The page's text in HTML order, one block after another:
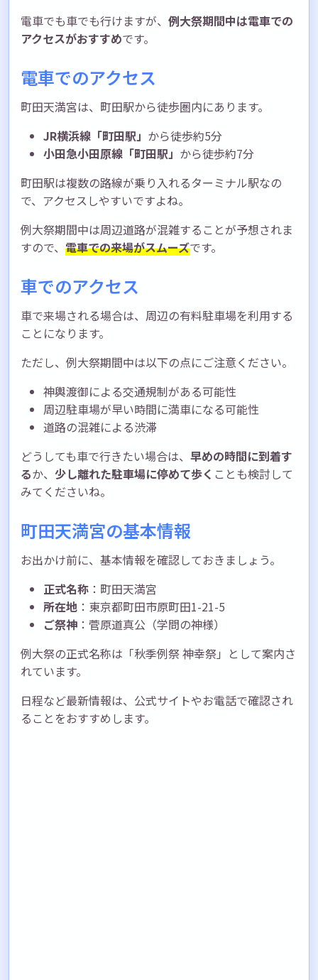
電車でも車でも行けますが、 例大祭期間中は電車での
アクセスがおすすめです。
電車でのアクセス
町田天満宮は、町田駅から徒歩圏内にあります。
JR横浜線「町田駅」 から徒歩約5分
小田急小田原線「町田駅」 から徒歩約7分
町田駅は複数の路線が乗り入れるターミナル駅なの
で、アクセスしやすいですよね。
例大祭期間中は周辺道路が混雑することが予想されま
すので、 電車での来場がスムーズです。
車でのアクセス
車で来場される場合は、周辺の有料駐車場を利用する
ことになります。
ただし、例大祭期間中は以下の点にご注意ください。
神輿渡御による交通規制がある可能性
周辺駐車場が早い時間に満車になる可能性
道路の混雑による渋滞
どうしても車で行きたい場合は、 早めの時間に到着す
るか、 少し離れた駐車場に停めて歩く ことも検討して
みてくださいね。
町田天満宮の基本情報
お出かけ前に、基本情報を確認しておきましょう。
正式名称 ：町田天満宮
所在地 ：東京都町田市原町田1-21-5
ご祭神 ：菅原道真公（学問の神様）
例大祭の正式名称は「秋季例祭 神幸祭」として案内さ
れています。
日程など最新情報は、公式サイトやお電話で確認され
ることをおすすめします。